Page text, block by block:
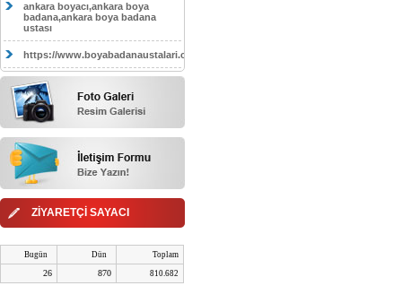
ankara boyacı,ankara boya
badana,ankara boya badana
ustası
https://www.boyabadanaustalari.com/
ZİYARETÇİ SAYACI
Bugün Dün Toplam
26 870 810.682